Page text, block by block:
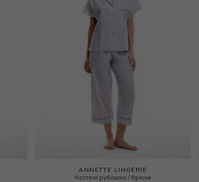
ANNETTE LINGERIE
Костюм рубашка / брюки